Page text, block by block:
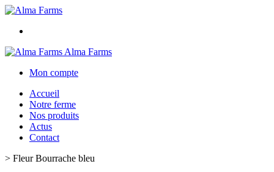
Alma Farms
Mon compte
Accueil
Notre ferme
Nos produits
Actus
Contact
> Fleur Bourrache bleu